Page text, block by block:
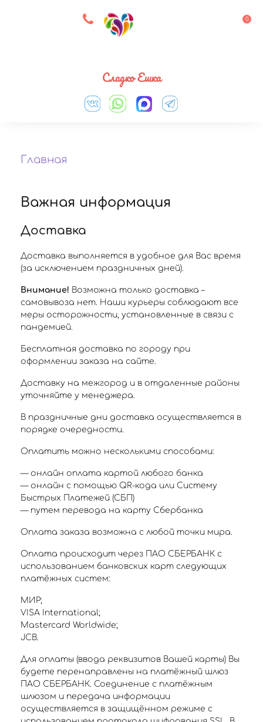
8 927 083 33 05 0
Сладко Ешка
Главная
Важная информация
Доставка
Доставка выполняется в удобное для Вас время
(за исключением праздничных дней).
Внимание! Возможна только доставка –
самовывоза нет. Наши курьеры соблюдают все
меры осторожности, установленные в связи с
пандемией.
Бесплатная доставка по городу при
оформлении заказа на сайте.
Доставку на межгород и в отдаленные районы
уточняйте у менеджера.
В праздничные дни доставка осуществляется в
порядке очередности.
Оплатить можно несколькими способами:
— онлайн оплата картой любого банка
— онлайн с помощью QR-кода или Систему
Быстрых Платежей (СБП)
— путем перевода на карту Сбербанка
Оплата заказа возможна с любой точки мира.
Оплата происходит через ПАО СБЕРБАНК с
использованием банковских карт следующих
платёжных систем:
МИР;
VISA International;
Mastercard Worldwide;
JCB.
Для оплаты (ввода реквизитов Вашей карты) Вы
будете перенаправлены на платёжный шлюз
ПАО СБЕРБАНК. Соединение с платёжным
шлюзом и передача информации
осуществляется в защищённом режиме с